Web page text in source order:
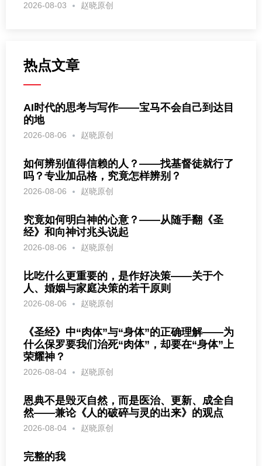
2026-08-03 赵晓原创
热点文章
AI时代的思考与写作——宝马不会自己到达目
的地
2026-08-06 赵晓原创
如何辨别值得信赖的人？——找基督徒就行了
吗？专业加品格，究竟怎样辨别？
2026-08-06 赵晓原创
究竟如何明白神的心意？——从随手翻《圣
经》和向神讨兆头说起
2026-08-06 赵晓原创
比吃什么更重要的，是作好决策——关于个
人、婚姻与家庭决策的若干原则
2026-08-06 赵晓原创
《圣经》中“肉体”与“身体”的正确理解——为
什么保罗要我们治死“肉体”，却要在“身体”上
荣耀神？
2026-08-04 赵晓原创
恩典不是毁灭自然，而是医治、更新、成全自
然——兼论《人的破碎与灵的出来》的观点
2026-08-04 赵晓原创
完整的我